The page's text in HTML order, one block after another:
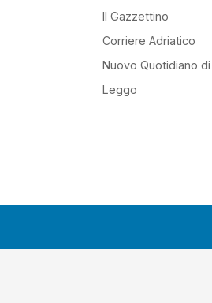
Il Gazzettino
Corriere Adriatico
Nuovo Quotidiano di
Leggo